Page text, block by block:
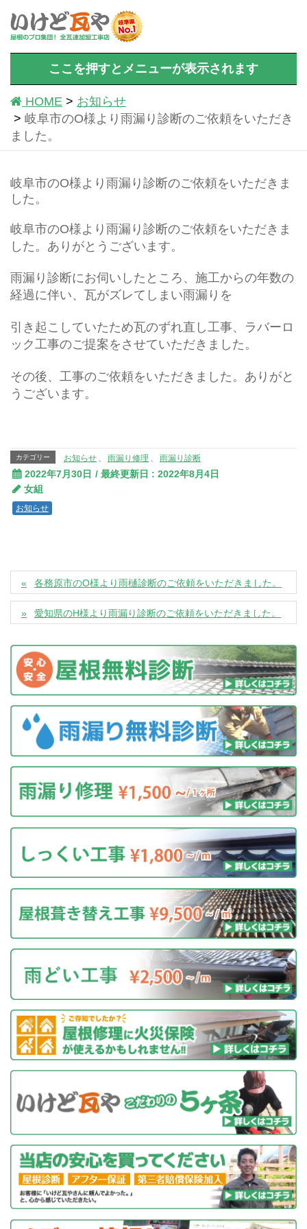
ここを押すとメニューが表示されます
HOME
お知らせ
岐阜市のO様より雨漏り診断のご依頼をいただき
ました。
岐阜市のO様より雨漏り診断のご依頼をいただきま
した。
岐阜市のO様より雨漏り診断のご依頼をいただきま
した。ありがとうございます。
雨漏り診断にお伺いしたところ、施工からの年数の
経過に伴い、瓦がズレてしまい雨漏りを
引き起こしていたため瓦のずれ直し工事、ラバーロ
ック工事のご提案をさせていただきました。
その後、工事のご依頼をいただきました。ありがと
うございます。
カテゴリー お知らせ 、 雨漏り修理 、 雨漏り診断
2022年7月30日 / 最終更新日 : 2022年8月4日
女組
お知らせ
各務原市のO様より雨樋診断のご依頼をいただきました。
愛知県のH様より雨漏り診断のご依頼をいただきました。